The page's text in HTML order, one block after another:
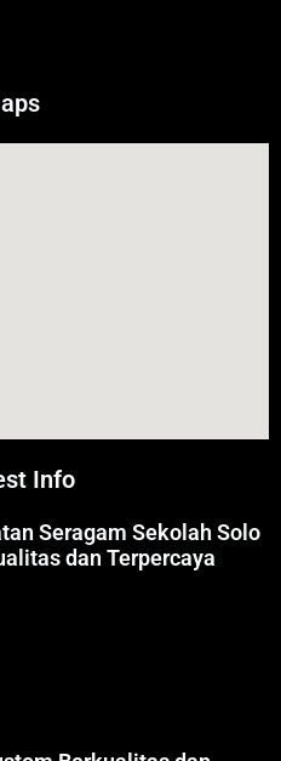
Info
Seragam Sekolah Solo
dan Terpercaya